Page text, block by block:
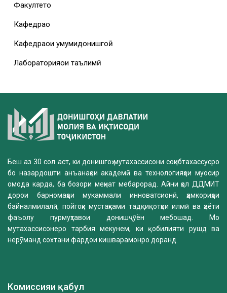
Факултетҳо
Кафедраҳо
Кафедраҳои умумидонишгоҳӣ
Лабораторияҳои таълимӣ
Беш аз 30 сол аст, ки донишгоҳ мутахассисони соҳибтахассусро
бо назардошти анъанаҳои академӣ ва технологияҳои муосир
омода карда, ба бозори меҳнат мебарорад. Айни ҳол ДДМИТ
дорои барномаҳои мукаммали инноватсионӣ, ҳамкориҳои
байналмилалӣ, пойгоҳи мустаҳками тадқиқотҳои илмӣ ва ҳаёти
фаъолу пурмуҳтавои донишҷӯён мебошад. Мо
мутахассисонеро тарбия мекунем, ки қобилияти рушд ва
нерӯманд сохтани фардои кишварамонро доранд.
Комиссияи қабул